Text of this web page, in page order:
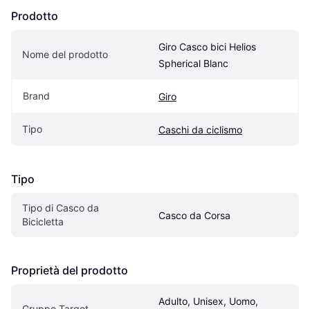
Prodotto
Nome del prodotto
Giro Casco bici Helios
Spherical Blanc
Brand Giro
Tipo Caschi da ciclismo
Tipo
Tipo di Casco da
Bicicletta
Casco da Corsa
Proprietà del prodotto
Adulto, Unisex, Uomo,